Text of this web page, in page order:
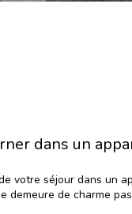
dans un
votre séjour dans un
de charme